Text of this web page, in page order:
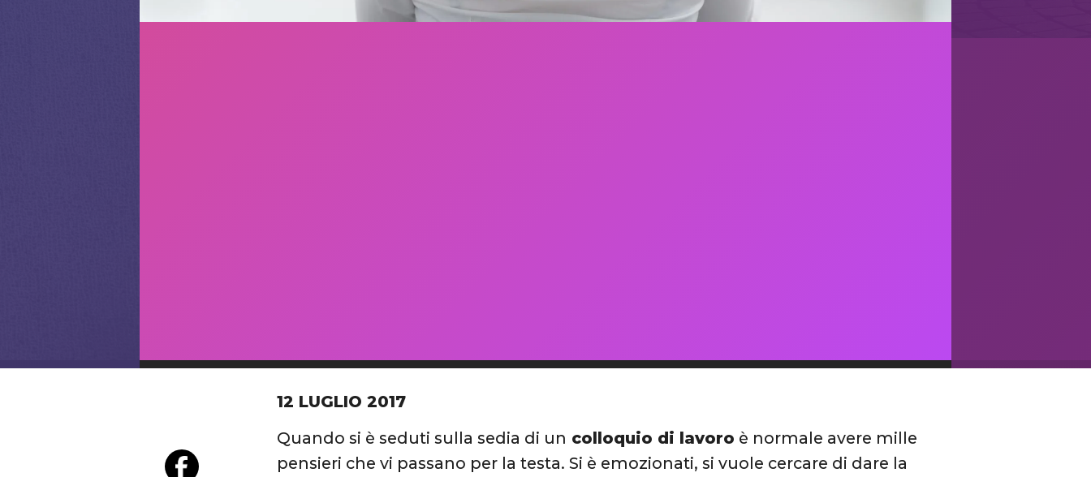
12 LUGLIO 2017
Quando si è seduti sulla sedia di un colloquio di lavoro è normale avere mille
pensieri che vi passano per la testa. Si è emozionati, si vuole cercare di dare la